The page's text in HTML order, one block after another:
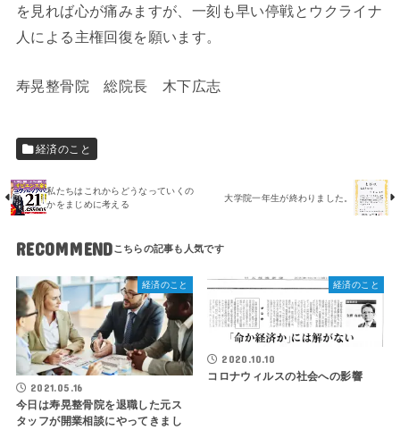
を見れば心が痛みますが、一刻も早い停戦とウクライナ
人による主権回復を願います。
寿晃整骨院 総院長 木下広志
経済のこと
私たちはこれからどうなっていくの
かをまじめに考える
大学院一年生が終わりました。
RECOMMEND
経済のこと
2021.05.16
今日は寿晃整骨院を退職した元ス
タッフが開業相談にやってきまし
経済のこと
2020.10.10
コロナウィルスの社会への影響